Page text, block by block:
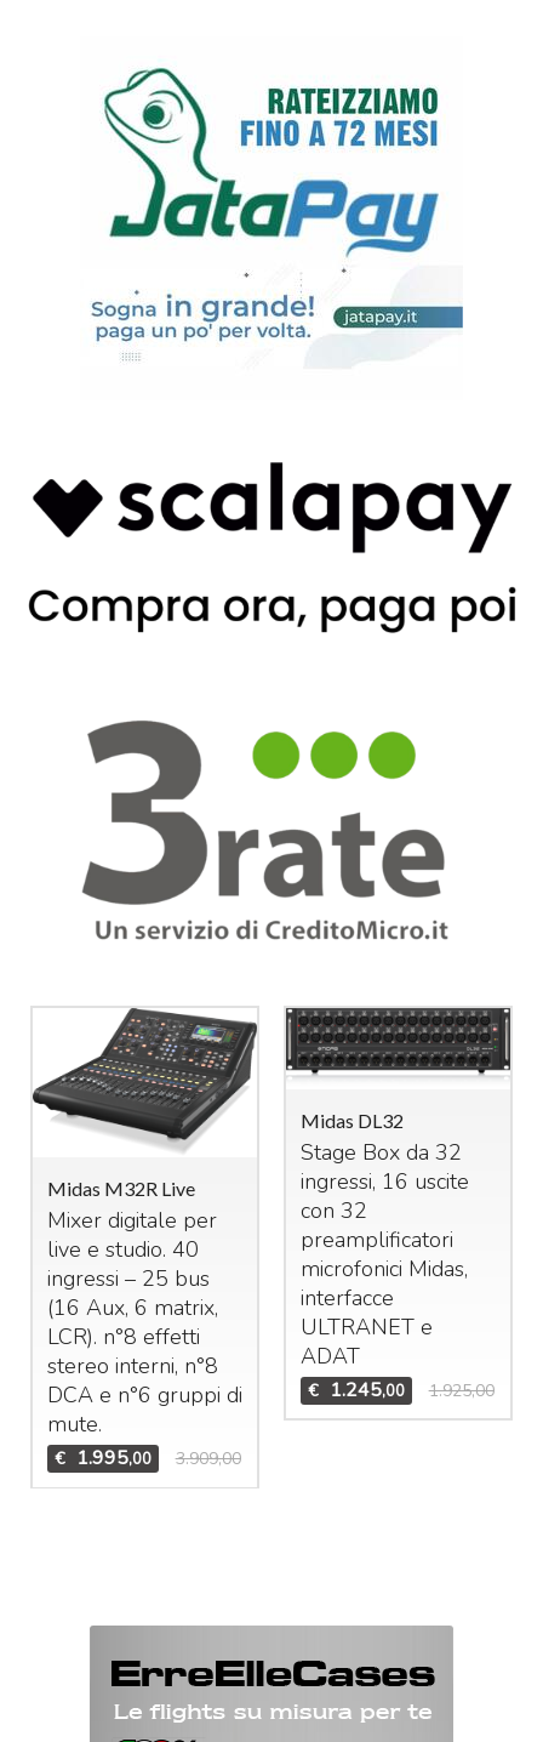
Midas M32R Live
Mixer digitale per
live e studio. 40
ingressi – 25 bus
(16 Aux, 6 matrix,
LCR). n°8 effetti
stereo interni, n°8
DCAe n°6 gruppi di
mute.
€ 1.995,00 3.909,00
Midas DL32
Stage Box da 32
ingressi, 16 uscite
con 32
preamplificatori
microfonici Midas,
interfacce
ULTRANETe
ADAT
€ 1.245,00 1.925,00